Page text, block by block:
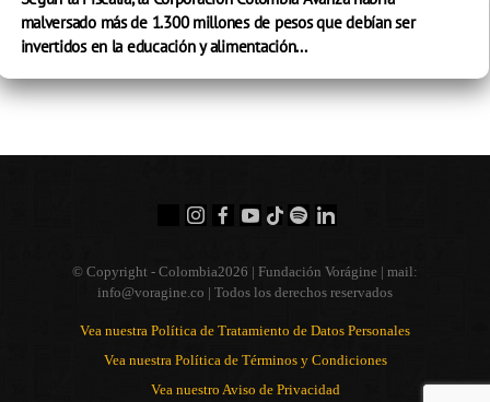
malversado más de 1.300 millones de pesos que debían ser
invertidos en la educación y alimentación...
© Copyright - Colombia2026 | Fundación Vorágine | mail:
info@voragine.co | Todos los derechos reservados
Vea nuestra Política de Tratamiento de Datos Personales
Vea nuestra Política de Términos y Condiciones
Vea nuestro Aviso de Privacidad